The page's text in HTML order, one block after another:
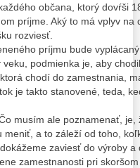
občana, ktorý dovŕši
príjme. Aký to má vplyv na
rozviesť.
príjmu bude
podmienka je, aby
chodí do zamestnania,
je takto stanovené, teda,
musím ale poznamenať, je,
meniť, a to záleží od toho,
zaviesť do výroby
zamestnanosti pri